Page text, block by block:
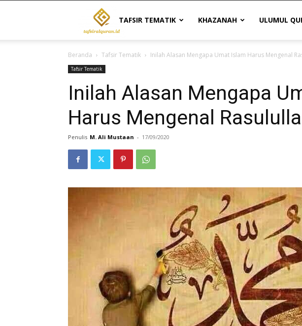
Tafsir
Al
Quran
|
Indonesia
TAFSIR TEMATIK KHAZANAH ULUMUL
Beranda Tafsir Tematik Inilah Alasan Mengapa Umat Islam Harus Mengenal
Tafsir Tematik
Inilah Alasan Mengapa
Harus Mengenal
Penulis M. Ali Mustaan - 17/09/2020